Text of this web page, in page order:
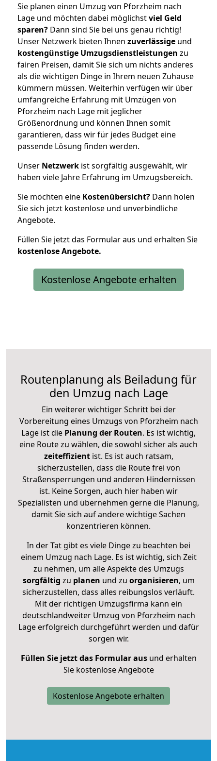
Sie planen einen Umzug von Pforzheim nach
Lage und möchten dabei möglichstviel Geld
sparen? Dann sind Sie bei uns genau richtig!
Unser Netzwerk bieten Ihnen zuverlässige und
kostengünstige Umzugsdienstleistungen zu
fairen Preisen, damit Sie sich um nichts anderes
als die wichtigen Dinge in Ihrem neuen Zuhause
kümmern müssen. Weiterhin verfügen wir über
umfangreiche Erfahrung mit Umzügen von
Pforzheim nach Lage mit jeglicher
Größenordnung und können Ihnen somit
garantieren, dass wir für jedes Budget eine
passende Lösung finden werden.
Unser Netzwerk ist sorgfältig ausgewählt, wir
haben viele Jahre Erfahrung im Umzugsbereich.
Sie möchten eine Kostenübersicht? Dann holen
Sie sich jetzt kostenlose und unverbindliche
Angebote.
Füllen Sie jetzt das Formular aus und erhalten Sie
kostenloseAngebote.
Kostenlose Angebote erhalten
Routenplanung als Beiladung für
den Umzug nach Lage
Ein weiterer wichtiger Schritt bei der
Vorbereitung eines Umzugs von Pforzheim nach
Lage ist die Planung der Routen. Es ist wichtig,
eine Route zu wählen, die sowohl sicher als auch
zeiteffizientist. Es ist auch ratsam,
sicherzustellen, dass die Route frei von
Straßensperrungen und anderen Hindernissen
ist. Keine Sorgen, auch hier haben wir
Spezialisten und übernehmen gerne die Planung,
damit Sie sich auf andere wichtige Sachen
konzentrieren können.
In der Tat gibt es viele Dinge zu beachten bei
einem Umzug nach Lage. Es ist wichtig, sich Zeit
zu nehmen, um alle Aspekte des Umzugs
sorgfältig zu planen und zu organisieren, um
sicherzustellen, dass alles reibungslos verläuft.
Mit der richtigen Umzugsfirma kann ein
deutschlandweiter Umzug von Pforzheim nach
Lage erfolgreich durchgeführt werden und dafür
sorgen wir.
Füllen Sie jetzt das Formular ausund erhalten
Sie kostenlose Angebote
Kostenlose Angebote erhalten